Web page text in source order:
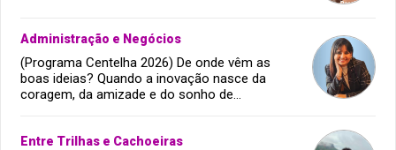
Administração e Negócios
(Programa Centelha 2026) De onde vêm as
boas ideias? Quando a inovação nasce da
coragem, da amizade e do sonho de
Entre Trilhas e Cachoeiras